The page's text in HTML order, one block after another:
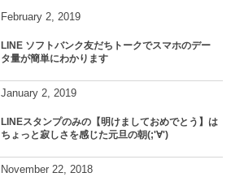
February 2, 2019
LINE ソフトバンク友だちトークでスマホのデー
タ量が簡単にわかります
January 2, 2019
LINEスタンプのみの【明けましておめでとう】は
ちょっと寂しさを感じた元旦の朝(;'∀')
November 22, 2018